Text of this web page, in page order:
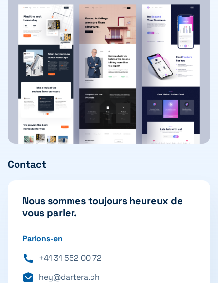
Contact
Nous sommes toujours heureux de
vous parler.
Parlons-en
+41 31 552 00 72
hey@dartera.ch